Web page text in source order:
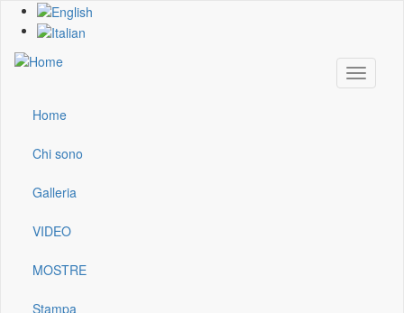
Skip
content
Toggle
Main
navigation
Home
Chi sono
Galleria
VIDEO
MOSTRE
Stampa